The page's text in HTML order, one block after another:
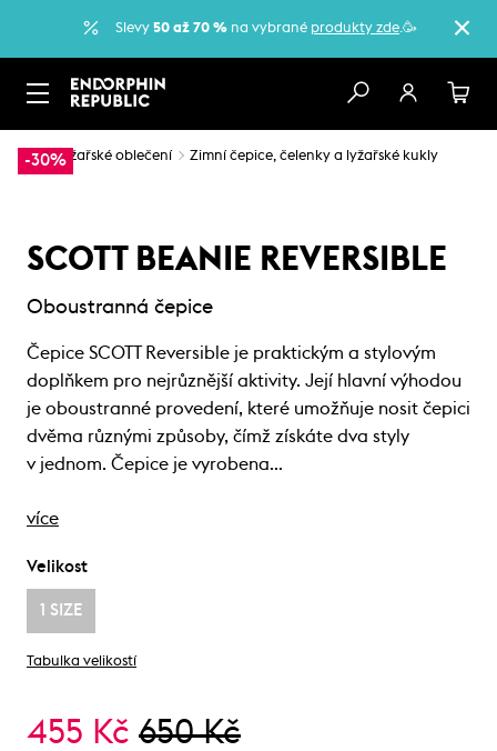
Slevy 50 až 70 % na vybrané produkty zde.🥳
-30%
… Lyžařské oblečení Zimní čepice, čelenky a lyžařské kukly
SCOTT BEANIE REVERSIBLE
Oboustranná čepice
Čepice SCOTT Reversible je praktickým a stylovým
doplňkem pro nejrůznější aktivity. Její hlavní výhodou
je oboustranné provedení, které umožňuje nosit čepici
dvěma různými způsoby, čímž získáte dva styly
v jednom. Čepice je vyrobena…
více
Velikost
1 SIZE
Tabulka velikostí
455 Kč 650 Kč